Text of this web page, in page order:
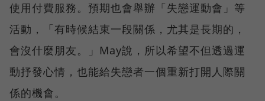
使用付費服務。預期也會舉辦「失戀運動會」等
活動，「有時候結束一段關係，尤其是長期的，
會沒什麼朋友。」May說，所以希望不但透過運
動抒發心情，也能給失戀者一個重新打開人際關
係的機會。